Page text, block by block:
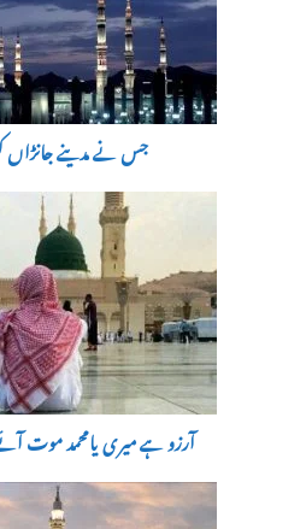
جس نے مدینے جانڑاں
آرزو ہے میری یامحمد موت